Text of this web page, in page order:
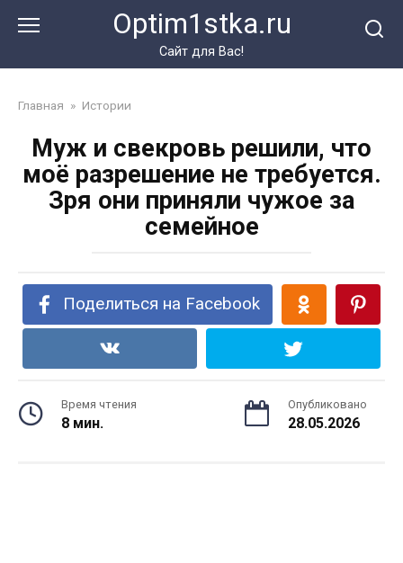
Optim1stka.ru
Сайт для Вас!
Главная » Истории
Муж и свекровь решили, что
моё разрешение не требуется.
Зря они приняли чужое за
семейное
Поделиться на Facebook
Время чтения
8 мин.
Опубликовано
28.05.2026